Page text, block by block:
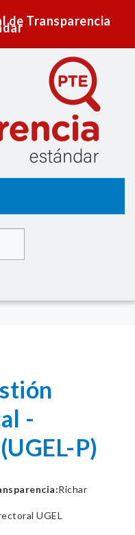
de Transparencia
-
P)
Richar
UGEL